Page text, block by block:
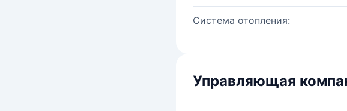
Система отопления:
Управляющая